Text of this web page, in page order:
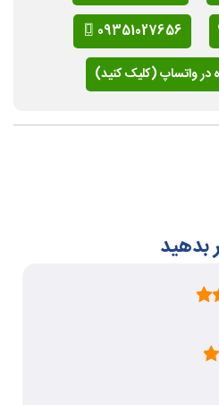
09351027656
در واتساپ (کلیک کنید)
بدهید